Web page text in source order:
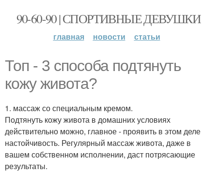
90-60-90 | СПОРТИВНЫЕ ДЕВУШКИ
главная новости статьи
Топ - 3 способа подтянуть
кожу живота?
1. массаж со специальным кремом.
Подтянуть кожу живота в домашних условиях
действительно можно, главное - проявить в этом деле
настойчивость. Регулярный массаж живота, даже в
вашем собственном исполнении, даст потрясающие
результаты.